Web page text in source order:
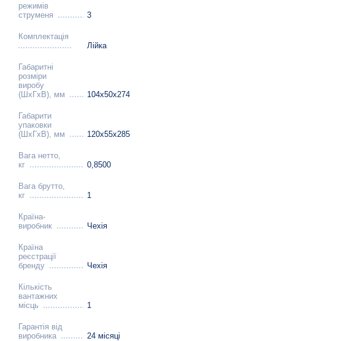
режимів
струменя
3
Комплектація
Лійка
Габаритні
розміри
виробу
(ШхГхВ), мм
104х50х274
Габарити
упаковки
(ШхГхВ), мм
120х55х285
Вага нетто,
кг
0,8500
Вага брутто,
кг
1
Країна-
виробник
Чехія
Країна
реєстрації
бренду
Чехія
Кількість
вантажних
місць
1
Гарантія від
виробника
24 місяці